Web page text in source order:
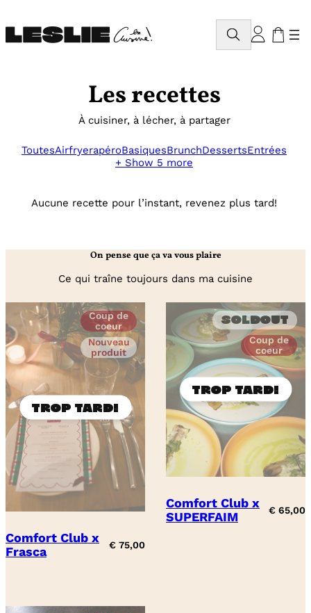
au
contenu
Rechercher
Les recettes
À cuisiner, à lécher, à partager
ToutesAirfryerapéroBasiquesBrunchDessertsEntrées
+ Show 5 more
Aucune recette pour l’instant, revenez plus tard!
On pense que ça va vous plaire
Ce qui traîne toujours dans ma cuisine
Coup de
coeur
Nouveau
produit
Comfort Club x
Frasca
€ 75,00
Soldout
Coup de
coeur
Comfort Club x
SUPERFAIM
€ 65,00